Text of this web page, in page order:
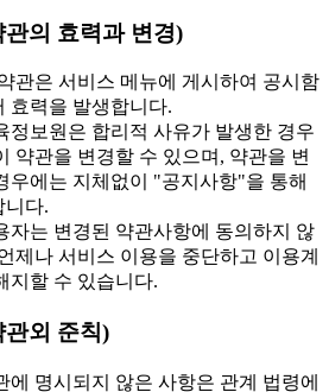
관의 효력과 변경)
관은 서비스 메뉴에 게시하여 공시함
효력을 발생합니다.
보원은 합리적 사유가 발생한 경우
약관을 변경할 수 있으며, 약관을 변
우에는 지체없이 "공지사항"을 통해
니다.
는 변경된 약관사항에 동의하지 않
제나 서비스 이용을 중단하고 이용계
지할 수 있습니다.
관외 준칙)
에 명시되지 않은 사항은 관계 법령에